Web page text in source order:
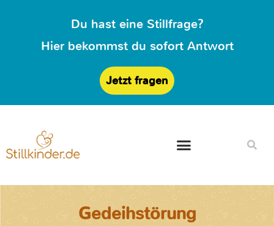
Du hast eine Stillfrage?
Hier bekommst du sofort Antwort
Jetzt fragen
Gedeihstörung